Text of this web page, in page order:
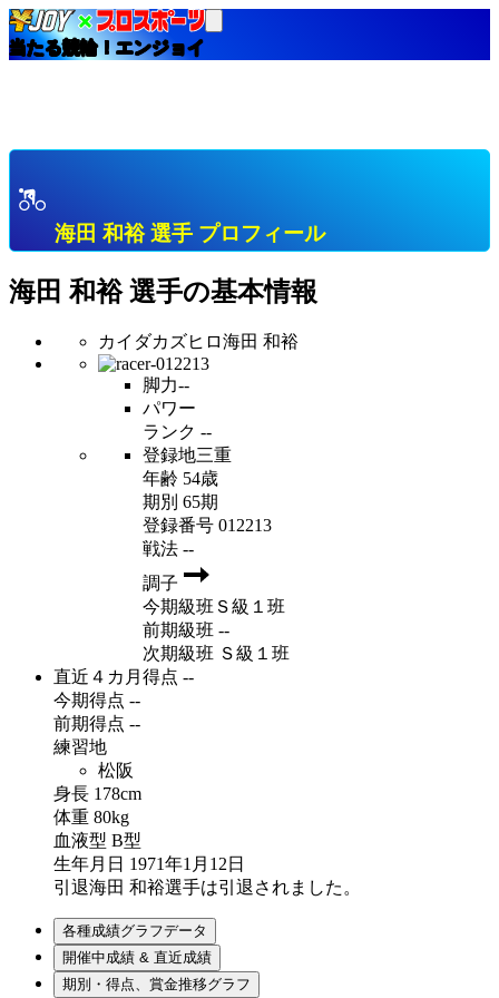
当たる競輪！エンジョイ
海田 和裕 選手 プロフィール
海田 和裕選手の基本情報
カイダカズヒロ海田 和裕
脚力--
パワー
ランク --
登録地三重
年齢 54歳
期別 65期
登録番号 012213
戦法 --
調子
今期級班 Ｓ級１班
前期級班 --
次期級班 Ｓ級１班
直近４カ月得点 --
今期得点 --
前期得点 --
練習地
松阪
身長 178cm
体重 80kg
血液型 B型
生年月日 1971年1月12日
引退海田 和裕選手は引退されました。
各種成績グラフデータ
開催中成績 & 直近成績
期別・得点、賞金推移グラフ